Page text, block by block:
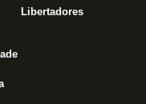
Libertadores